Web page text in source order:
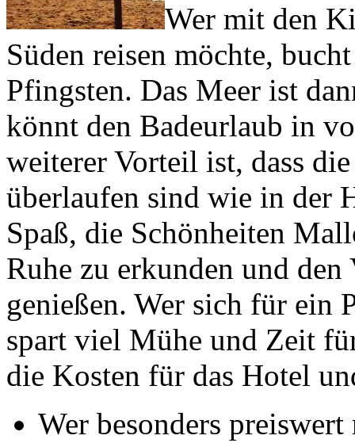
Wer mit den
Süden reisen möchte,
Pfingsten. Das Meer ist
könnt den Badeurlaub in
weiterer Vorteil ist, dass
überlaufen sind wie in der
Spaß, die Schönheiten
Ruhe zu erkunden und
genießen. Wer sich für ein
spart viel Mühe und Zeit
die Kosten für das Hotel
Wer besonders